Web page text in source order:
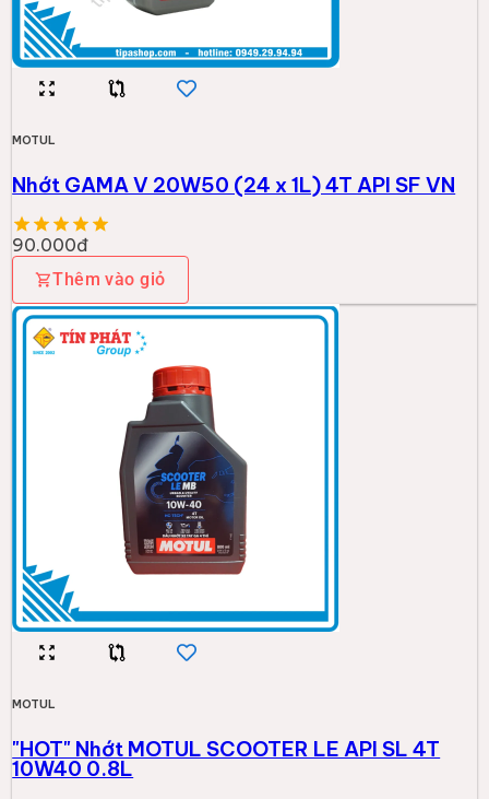
MOTUL
Nhớt GAMA V 20W50 (24 x 1L) 4T API SF VN
90.000đ
Thêm vào giỏ
MOTUL
"HOT" Nhớt MOTUL SCOOTER LE API SL 4T
10W40 0.8L